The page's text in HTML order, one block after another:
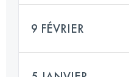
9 FÉVRIER